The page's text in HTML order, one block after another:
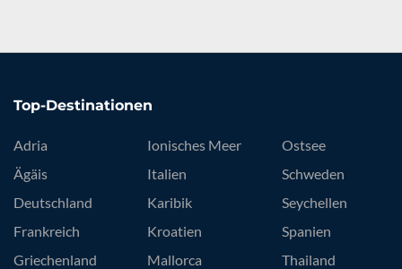
Top-Destinationen
Adria
Ägäis
Deutschland
Frankreich
Griechenland
Ionisches Meer
Italien
Karibik
Kroatien
Mallorca
Ostsee
Schweden
Seychellen
Spanien
Thailand